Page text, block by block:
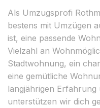
Als Umzugsprofi
bestens mit Umzügen
ist, eine passende
Vielzahl an
Stadtwohnung, ein
eine gemütliche
langjährigen
unterstützen wir dich